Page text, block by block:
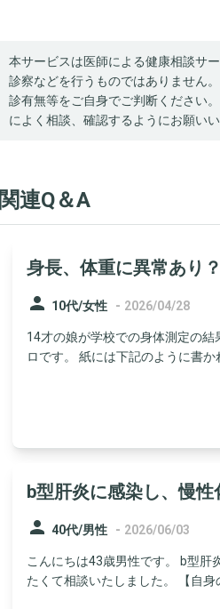
本サービスは医師による健康相談サ
診察などを行うものではありません
診有無等をご自身でご判断ください
によく相談、確認するようにお願いい
関連Q＆A
身長、体重に異常あり
person 10代/女性 - 2026/04/28
14才の娘が学校での身体測定の
ロです。 紙には下記のように書か
b型肝炎に感染し、慢性
person 40代/男性 - 2026/06/03
こんにちは43歳男性です。 b型肝
たくて相談いたしました。 【自身